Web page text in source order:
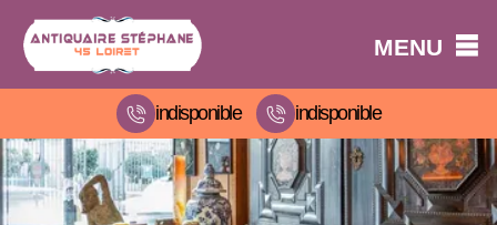
MENU
indisponible indisponible